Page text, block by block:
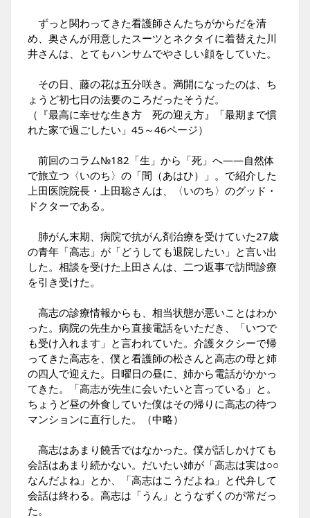
ずっと関わってきた看護師さんたちがからだを清
め、奥さんが用意したスーツとネクタイに着替えた川
井さんは、とてもハンサムでやさしい顔をしていた。
その日、藤の花は五分咲き。満開になったのは、ち
ょうど初七日の法要のころだったそうだ。
（『最高に幸せな生き方 死の迎え方』「最期まで慣
れた家で過ごしたい」45～46ページ）
前回のコラム№182 「生」から「死」へ――自然体
で旅立つ〈いのち〉の「間（あはひ）」 。で紹介した
上田医院院長・上田聡さんは、
〈いのち〉のグッド・
ドクターである。
肺がん末期、病院で抗がん剤治療を受けていた27歳
の青年「高志」が「どうしても退院したい」と言い出
した。相談を受けた上田さんは、二つ返事で訪問診療
を引き受けた。
高志の診療情報からも、相当状態が悪いことはわか
った。病院の先生から直接電話をいただき、「いつで
も受け入れます」と言われていた。介護タクシーで帰
ってきた高志を、僕と看護師の松さんと高志の母と姉
の四人で迎えた。日曜日の昼に、姉から電話がかかっ
てきた。「高志が先生に会いたいと言っている」と。
ちょうど昼の外食していた僕はその帰りに高志の待つ
マンションに直行した。
（中略）
高志はあまり饒舌ではなかった。僕が話しかけても
会話はあまり続かない。だいたい姉が「高志は実は○○
なんだよね」とか、「高志はこうだよね」と代弁して
会話は終わる。高志は「うん」とうなずくのが常だっ
た。